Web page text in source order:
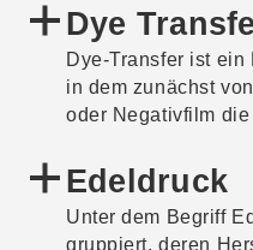
den Offsetdruck,
Holzschnitt oder
Fotogravüre,
Dye
Dye-Transfer ist ein
in dem zunächst
oder Negativfilm
belichtet werden.
der Film für das
sichtbaren Lichts
Edeldruck
Unter dem Begriff
gruppiert, deren